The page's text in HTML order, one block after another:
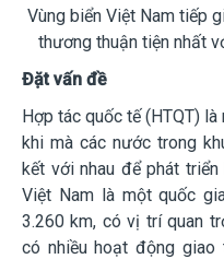
Vùng biển Việt Nam tiếp
thương thuận tiện nhất
Đặt vấn đề
Hợp tác quốc tế (HTQT)
khi mà các nước trong
kết với nhau để phát
Việt Nam là một quốc
3.260 km, có vị trí quan
có nhiều hoạt động giao